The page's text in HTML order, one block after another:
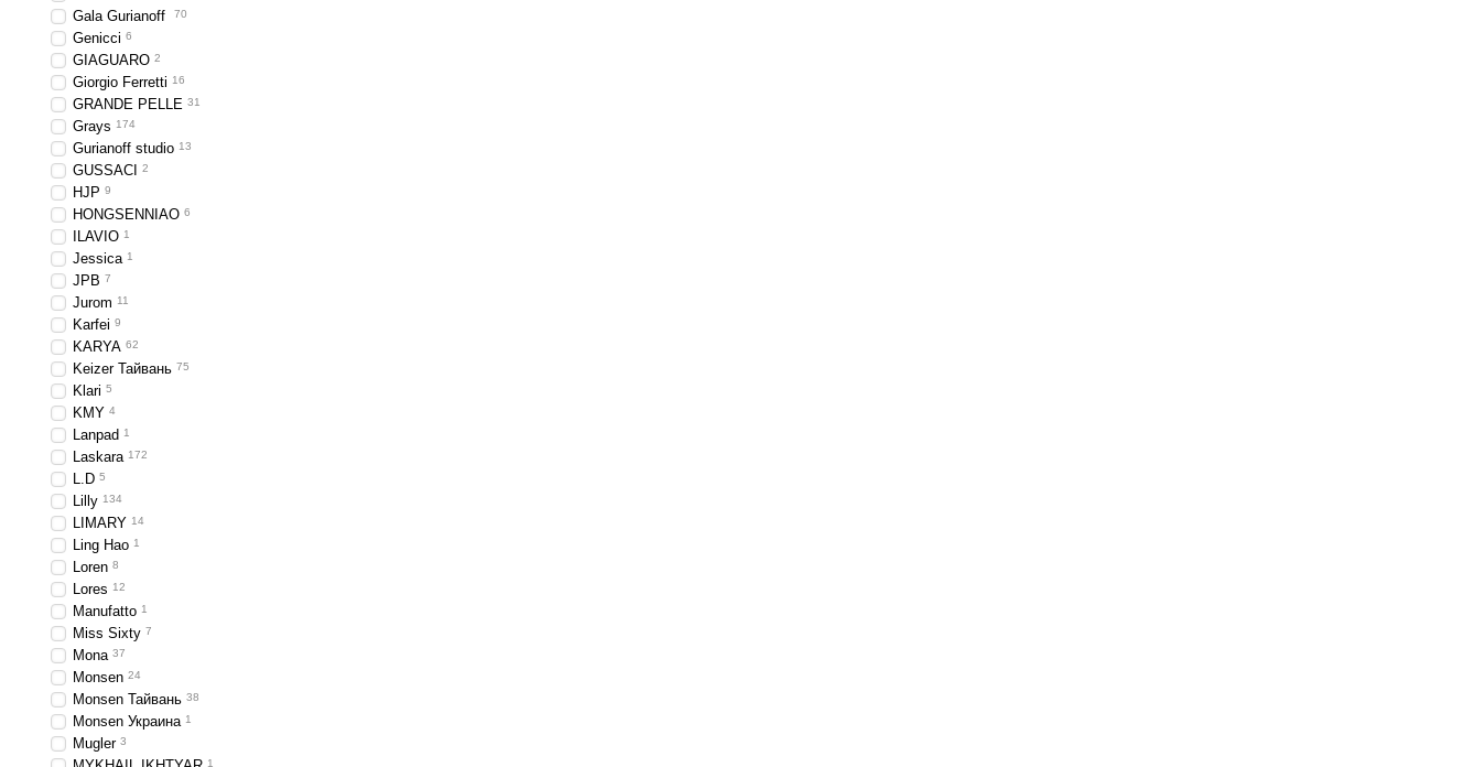
Gala Gurianoff 70
Genicci 6
GIAGUARO 2
Giorgio Ferretti 16
GRANDE PELLE 31
Grays 174
Gurianoff studio 13
GUSSACI 2
HJP 9
HONGSENNIAO 6
ILAVIO 1
Jessica 1
JPB 7
Jurom 11
Karfei 9
KARYA 62
Keizer Тайвань 75
Klari 5
KMY 4
Lanpad 1
Laskara 172
L.D 5
Lilly 134
LIMARY 14
Ling Hao 1
Loren 8
Lores 12
Manufatto 1
Miss Sixty 7
Mona 37
Monsen 24
Monsen Тайвань 38
Monsen Украина 1
Mugler 3
1